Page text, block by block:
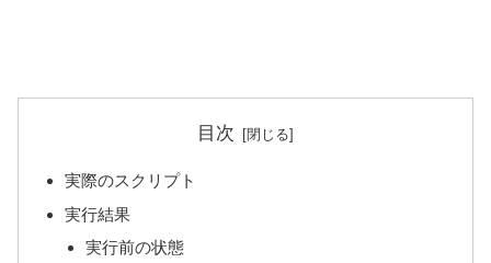
目次
実際のスクリプト
実行結果
実行前の状態